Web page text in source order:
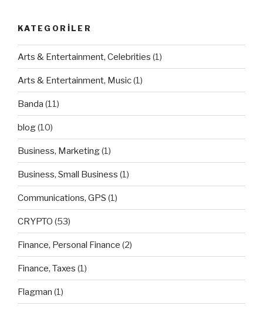
KATEGORILER
Arts & Entertainment, Celebrities (1)
Arts & Entertainment, Music(1)
Banda (11)
blog(10)
Business, Marketing(1)
Business, Small Business (1)
Communications, GPS (1)
CRYPTO (53)
Finance, Personal Finance (2)
Finance, Taxes (1)
Flagman (1)